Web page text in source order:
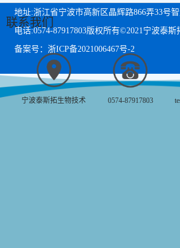
联系我们
宁波泰斯拓生物技术 0574-87917803
地址:浙江省宁波市高新区晶辉路866弄33号
电话:0574-87917803版权所有©2021宁波泰斯
备案号：浙ICP备2021006467号-2